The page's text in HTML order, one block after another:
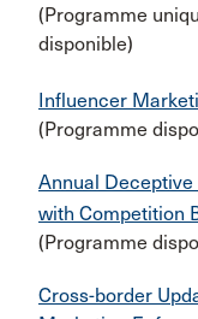
(Programme
disponible)
Influencer
(Programme
Annual
with Competition
(Programme
Cross-border